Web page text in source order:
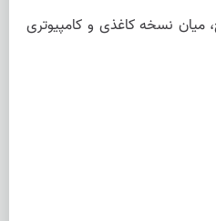
میان نسخه کاغذی و کامپیوتری